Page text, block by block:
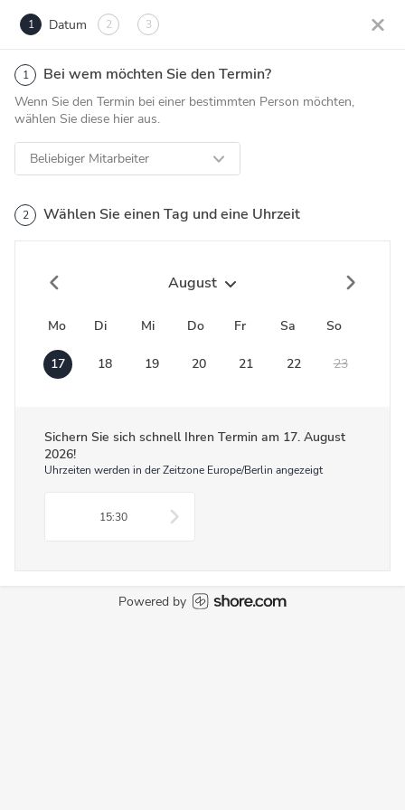
1 Datum 2 3
1 Bei wem möchten Sie den Termin?
Wenn Sie den Termin bei einer bestimmten Person möchten,
wählen Sie diese hier aus.
Beliebiger Mitarbeiter
2 Wählen Sie einen Tag und eine Uhrzeit
August
Mo Di Mi Do Fr Sa So
17 18 19 20 21 22 23
Sichern Sie sich schnell Ihren Termin am 17. August
2026!
Uhrzeiten werden in der Zeitzone Europe/Berlin angezeigt
15:30
Powered by